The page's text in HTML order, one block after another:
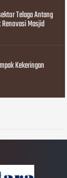
Telaga Antang
Masjid
Kekeringan